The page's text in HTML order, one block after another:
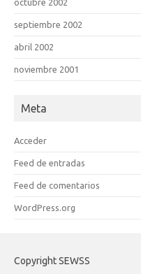
septiembre 2002
abril 2002
noviembre 2001
Meta
Acceder
Feed de entradas
Feed de comentarios
WordPress.org
Copyright SEWSS